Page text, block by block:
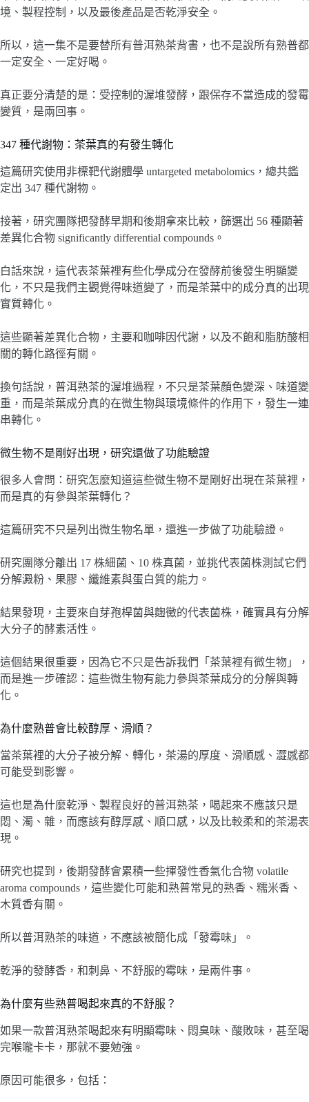
境、製程控制，以及最後產品是否乾淨安全。
所以，這一集不是要替所有普洱熟茶背書，也不是說所有熟普都
一定安全、一定好喝。
真正要分清楚的是：受控制的渥堆發酵，跟保存不當造成的發霉
變質，是兩回事。
347 種代謝物：茶葉真的有發生轉化
這篇研究使用非標靶代謝體學 untargeted metabolomics，總共鑑
定出 347 種代謝物。
接著，研究團隊把發酵早期和後期拿來比較，篩選出 56 種顯著
差異化合物 significantly differential compounds。
白話來說，這代表茶葉裡有些化學成分在發酵前後發生明顯變
化，不只是我們主觀覺得味道變了，而是茶葉中的成分真的出現
實質轉化。
這些顯著差異化合物，主要和咖啡因代謝，以及不飽和脂肪酸相
關的轉化路徑有關。
換句話說，普洱熟茶的渥堆過程，不只是茶葉顏色變深、味道變
重，而是茶葉成分真的在微生物與環境條件的作用下，發生一連
串轉化。
微生物不是剛好出現，研究還做了功能驗證
很多人會問：研究怎麼知道這些微生物不是剛好出現在茶葉裡，
而是真的有參與茶葉轉化？
這篇研究不只是列出微生物名單，還進一步做了功能驗證。
研究團隊分離出 17 株細菌、10 株真菌，並挑代表菌株測試它們
分解澱粉、果膠、纖維素與蛋白質的能力。
結果發現，主要來自芽孢桿菌與麴黴的代表菌株，確實具有分解
大分子的酵素活性。
這個結果很重要，因為它不只是告訴我們「茶葉裡有微生物」，
而是進一步確認：這些微生物有能力參與茶葉成分的分解與轉
化。
為什麼熟普會比較醇厚、滑順？
當茶葉裡的大分子被分解、轉化，茶湯的厚度、滑順感、澀感都
可能受到影響。
這也是為什麼乾淨、製程良好的普洱熟茶，喝起來不應該只是
悶、濁、雜，而應該有醇厚感、順口感，以及比較柔和的茶湯表
現。
研究也提到，後期發酵會累積一些揮發性香氣化合物 volatile
aroma compounds，這些變化可能和熟普常見的熟香、糯米香、
木質香有關。
所以普洱熟茶的味道，不應該被簡化成「發霉味」。
乾淨的發酵香，和刺鼻、不舒服的霉味，是兩件事。
為什麼有些熟普喝起來真的不舒服？
如果一款普洱熟茶喝起來有明顯霉味、悶臭味、酸敗味，甚至喝
完喉嚨卡卡，那就不要勉強。
原因可能很多，包括：